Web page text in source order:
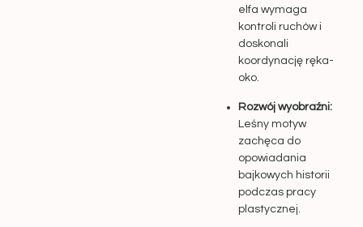
elfa wymaga
kontroli ruchów i
doskonali
koordynację ręka-
oko.
Rozwój wyobraźni:
Leśny motyw
zachęca do
opowiadania
bajkowych historii
podczas pracy
plastycznej.